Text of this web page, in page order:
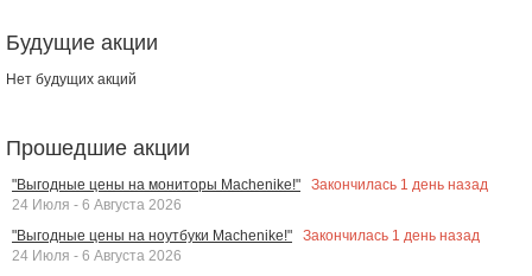
Будущие акции
Нет будущих акций
Прошедшие акции
"Выгодные цены на мониторы Machenike!" Закончилась 1 день назад
24 Июля - 6 Августа 2026
"Выгодные цены на ноутбуки Machenike!"
Закончилась 1 день назад
24 Июля - 6 Августа 2026